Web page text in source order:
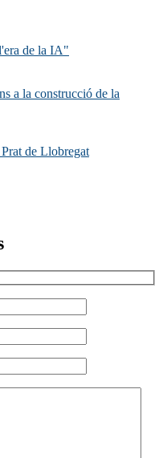
de la IA"
a la construcció de la
de Llobregat